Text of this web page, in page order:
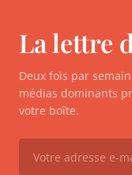
La lettre
Deux fois par
médias dominants
votre boîte.